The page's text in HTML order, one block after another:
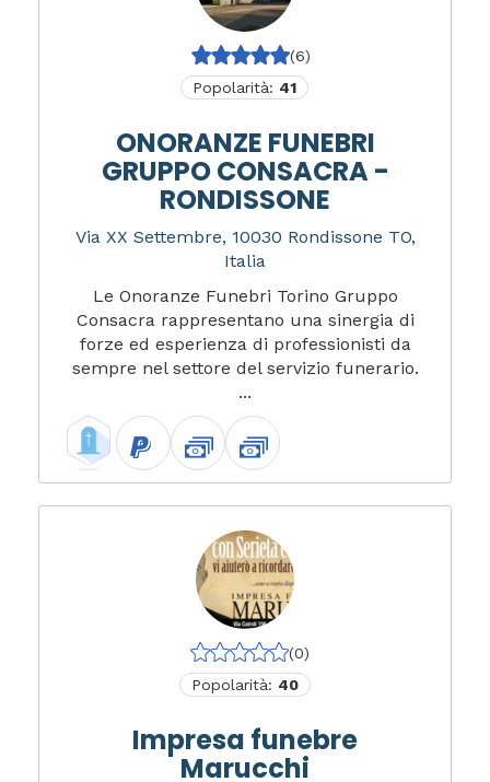
(6)
Popolarità: 41
ONORANZE FUNEBRI
GRUPPO CONSACRA -
RONDISSONE
Via XX Settembre, 10030 Rondissone TO,
Italia
Le Onoranze Funebri Torino Gruppo
Consacra rappresentano una sinergia di
forze ed esperienza di professionisti da
sempre nel settore del servizio funerario.
...
(0)
Popolarità: 40
Impresa funebre
Marucchi